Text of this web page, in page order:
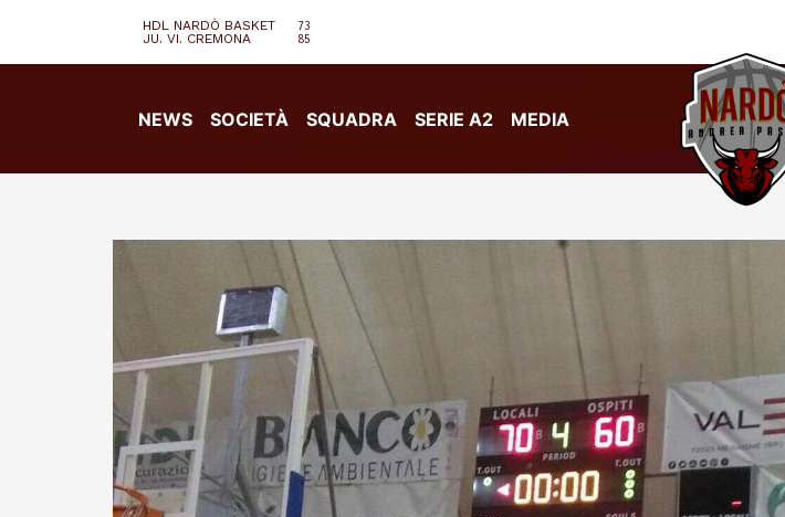
HDL NARDÒ BASKET
JU. VI. CREMONA
73
85
NEWS SOCIETÀ SQUADRA SERIE A2 MEDIA